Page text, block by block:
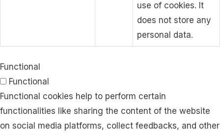
use of cookies. It
does not store any
personal data.
Functional
Functional
Functional cookies help to perform certain
functionalities like sharing the content of the website
on social media platforms, collect feedbacks, and other